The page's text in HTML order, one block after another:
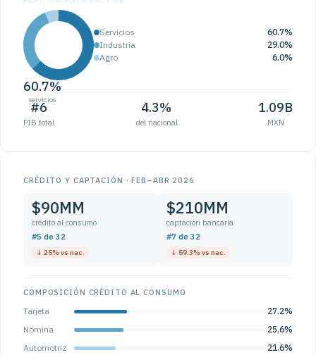
60.7%
servicios
Servicios
60.7%
Industria
29.0%
Agro
6.0%
#6
PIB total
4.3%
del nacional
1.09B
MXN
CRÉDITO Y CAPTACIÓN · FEB–ABR 2026
$90MM
crédito al consumo
#5 de 32
↓ 25% vs nac.
$210MM
captación bancaria
#7 de 32
↓ 59.3% vs nac.
COMPOSICIÓN CRÉDITO AL CONSUMO
Tarjeta
27.2%
Nómina
25.6%
Automotriz
21.6%